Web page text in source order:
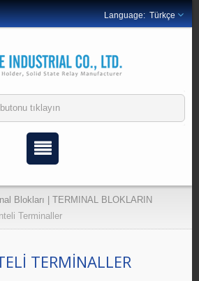
Türkçe
Blokları | TERMINAL BLOKLARIN
Terminaller
TERMINALLER